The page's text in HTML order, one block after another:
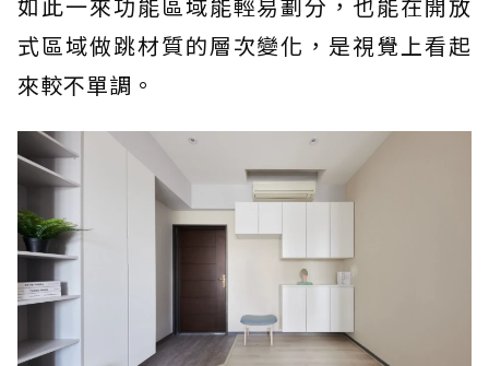
式區域做跳材質的層次變化，是視覺上看起
來較不單調。